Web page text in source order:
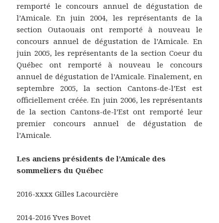
remporté le concours annuel de dégustation de
l’Amicale. En juin 2004, les représentants de la
section Outaouais ont remporté à nouveau le
concours annuel de dégustation de l’Amicale. En
juin 2005, les représentants de la section Coeur du
Québec ont remporté à nouveau le concours
annuel de dégustation de l’Amicale. Finalement, en
septembre 2005, la section Cantons-de-l’Est est
officiellement créée. En juin 2006, les représentants
de la section Cantons-de-l’Est ont remporté leur
premier concours annuel de dégustation de
l’Amicale.
Les anciens présidents de l’Amicale des
sommeliers du Québec
2016-xxxx Gilles Lacourcière
2014-2016 Yves Bovet